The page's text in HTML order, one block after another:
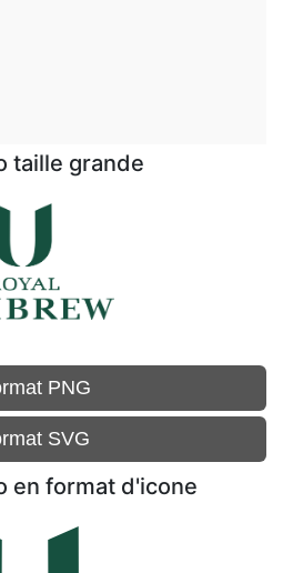
taille grande
PNG
SVG
en format d'icone